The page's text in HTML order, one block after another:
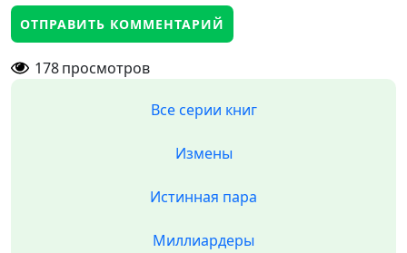
178просмотров
Все серии книг
Измены
Истинная пара
Миллиардеры